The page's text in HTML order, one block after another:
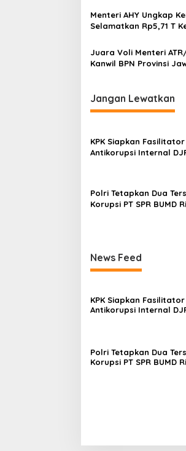
s
Menteri AHY Ungkap
Selamatkan Rp5,71 T
Juara Voli Menteri
Kanwil BPN Provinsi
Jangan Lewatkan
KPK Siapkan Fasilitator
Antikorupsi Internal
Polri Tetapkan Dua
Korupsi PT SPR BUMD
News Feed
KPK Siapkan Fasilitator
Antikorupsi Internal
Polri Tetapkan Dua
Korupsi PT SPR BUMD